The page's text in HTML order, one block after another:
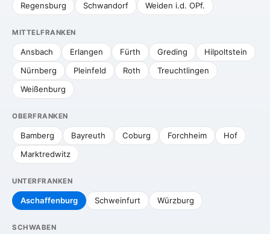
Regensburg
Schwandorf Weiden i.d. OPf.
MITTELFRANKEN
Ansbach Erlangen Fürth Greding
Hilpoltstein
Nürnberg
Pleinfeld Roth
Treuchtlingen
Weißenburg
OBERFRANKEN
Bamberg Bayreuth Coburg Forchheim
Hof
Marktredwitz
UNTERFRANKEN
Aschaffenburg Schweinfurt Würzburg
SCHWABEN